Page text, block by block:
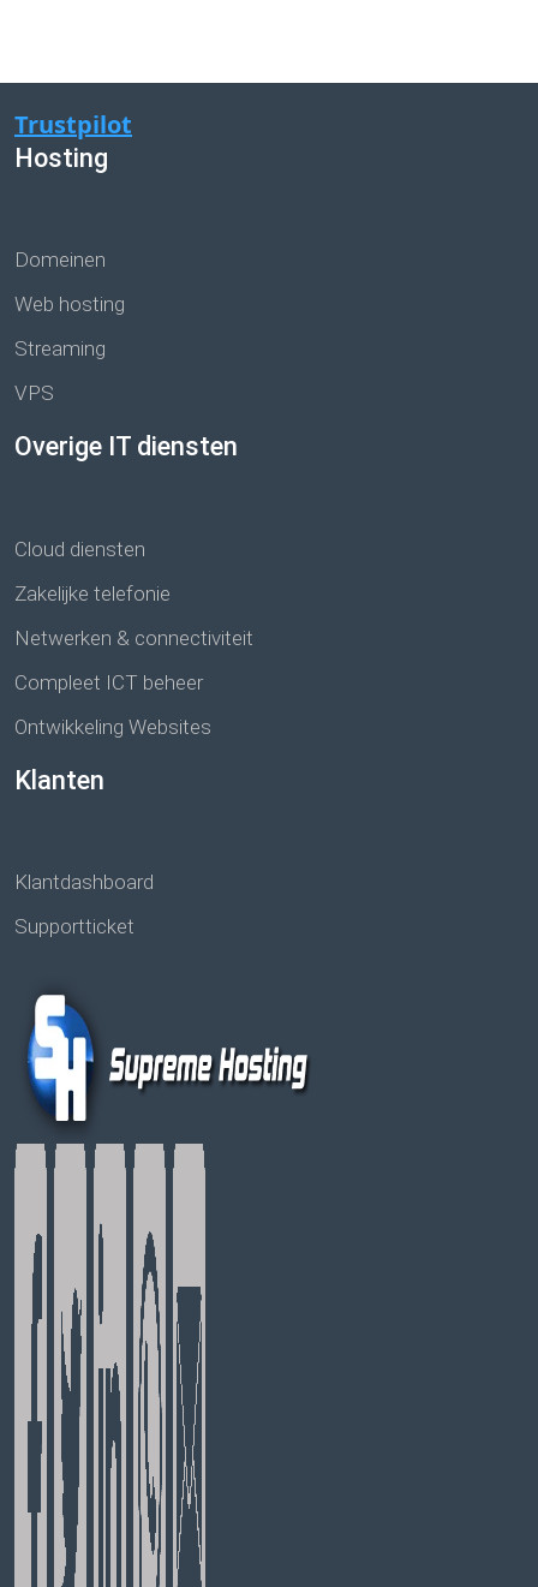
Trustpilot
Hosting
Domeinen
Web hosting
Streaming
VPS
Overige IT diensten
Cloud diensten
Zakelijke telefonie
Netwerken & connectiviteit
Compleet ICT beheer
Ontwikkeling Websites
Klanten
Klantdashboard
Supportticket